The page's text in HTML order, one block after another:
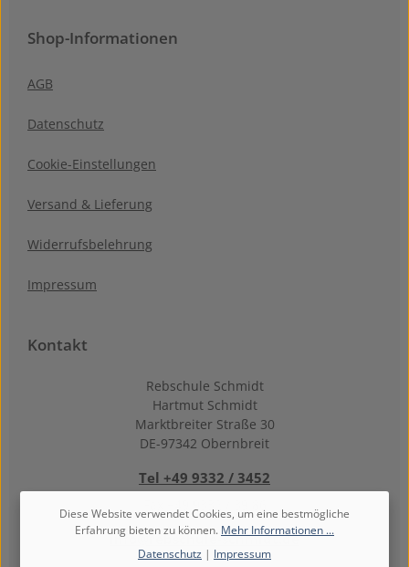
Shop-Informationen
AGB
Datenschutz
Cookie-Einstellungen
Versand & Lieferung
Widerrufsbelehrung
Impressum
Kontakt
Rebschule Schmidt
Hartmut Schmidt
Marktbreiter Straße 30
DE-97342 Obernbreit
Tel +49 9332 / 3452
info@rebschule-schmidt.de
Diese Website verwendet Cookies, um eine bestmögliche
Erfahrung bieten zu können. Mehr Informationen ...
Datenschutz | Impressum